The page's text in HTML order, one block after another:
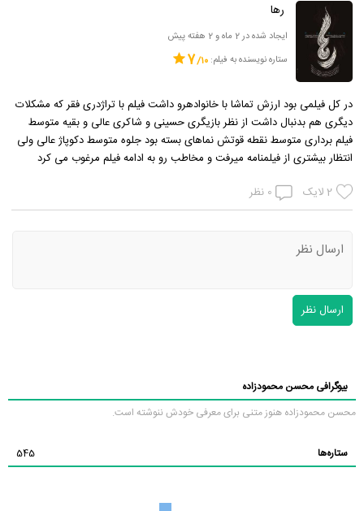
رها
ایجاد شده در 2 ماه و 2 هفته پیش
ستاره نویسنده به فیلم:
7
در کل فیلمی بود ارزش تماشا با خانوادهرو داشت فیلم با تراژدری فقر که مشکلات
دیگری هم بدنبال داشت از نظر بازیگری حسینی و شاکری عالی و بقیه متوسط
فیلم برداری متوسط نقطه قوتش نماهای بسته بود جلوه متوسط دکوپاژ عالی ولی
انتظار بیشتری از فیلمنامه میرفت و مخاطب رو به ادامه فیلم مرغوب می کرد
2 لایک 0 نظر
ارسال نظر
بیوگرافی محسن محمودزاده
محسن محمودزاده هنوز متنی برای معرفی خودش ننوشته است.
ستاره‌ها 545